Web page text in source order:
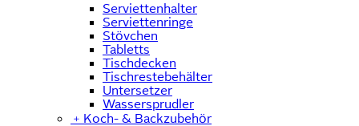
Serviettenhalter
Serviettenringe
Stövchen
Tabletts
Tischdecken
Tischrestebehälter
Untersetzer
Wassersprudler
﹢ Koch- & Backzubehör